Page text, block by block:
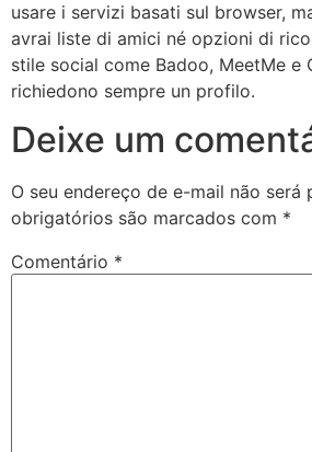
usare i servizi basati sul browser,
avrai liste di amici né opzioni di
stile social come Badoo, MeetMe e
richiedono sempre un profilo.
Deixe um
O seu endereço de e-mail não será
obrigatórios são marcados com *
Comentário *